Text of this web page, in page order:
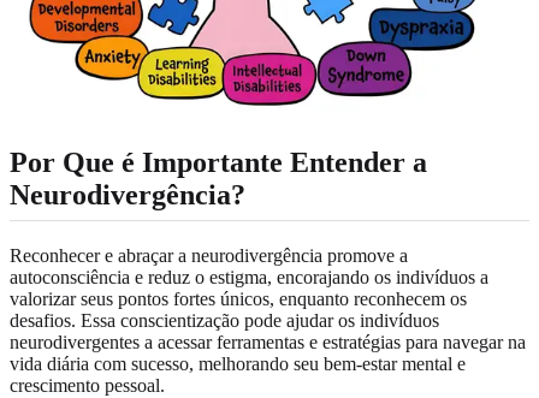
Por Que é Importante Entender a
Neurodivergência?
Reconhecer e abraçar a neurodivergência promove a
autoconsciência e reduz o estigma, encorajando os indivíduos a
valorizar seus pontos fortes únicos, enquanto reconhecem os
desafios. Essa conscientização pode ajudar os indivíduos
neurodivergentes a acessar ferramentas e estratégias para navegar na
vida diária com sucesso, melhorando seu bem-estar mental e
crescimento pessoal.